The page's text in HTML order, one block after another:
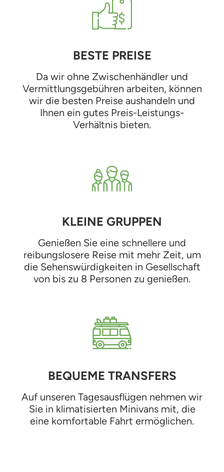
BESTE PREISE
Da wir ohne Zwischenhändler und
Vermittlungsgebühren arbeiten, können
wir die besten Preise aushandeln und
Ihnen ein gutes Preis-Leistungs-
Verhältnis bieten.
KLEINE GRUPPEN
Genießen Sie eine schnellere und
reibungslosere Reise mit mehr Zeit, um
die Sehenswürdigkeiten in Gesellschaft
von bis zu 8 Personen zu genießen.
BEQUEME TRANSFERS
Auf unseren Tagesausflügen nehmen wir
Sie in klimatisierten Minivans mit, die
eine komfortable Fahrt ermöglichen.